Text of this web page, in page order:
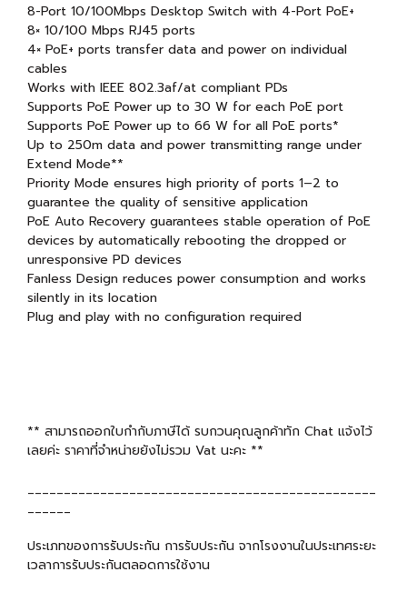
8-Port 10/100Mbps Desktop Switch with 4-Port PoE+
8× 10/100 Mbps RJ45 ports
4× PoE+ ports transfer data and power on individual
cables
Works with IEEE 802.3af/at compliant PDs
Supports PoE Power up to 30 W for each PoE port
Supports PoE Power up to 66 W for all PoE ports*
Up to 250m data and power transmitting range under
Extend Mode**
Priority Mode ensures high priority of ports 1–2 to
guarantee the quality of sensitive application
PoE Auto Recovery guarantees stable operation of PoE
devices by automatically rebooting the dropped or
unresponsive PD devices
Fanless Design reduces power consumption and works
silently in its location
Plug and play with no configuration required
** สามารถออกใบกำกับภาษีได้ รบกวนคุณลูกค้าทัก Chat แจ้งไว้
เลยค่ะ ราคาที่จำหน่ายยังไม่รวม Vat นะคะ **
________________________________________________
______
ประเภทของการรับประกัน การรับประกัน จากโรงงานในประเทศระยะ
เวลาการรับประกันตลอดการใช้งาน